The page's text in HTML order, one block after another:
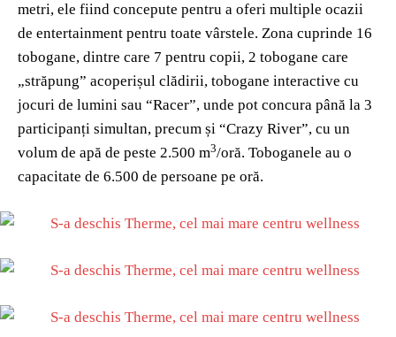
metri, ele fiind concepute pentru a oferi multiple ocazii
de entertainment pentru toate vârstele. Zona cuprinde 16
tobogane, dintre care 7 pentru copii, 2 tobogane care
„străpung” acoperișul clădirii, tobogane interactive cu
jocuri de lumini sau “Racer”, unde pot concura până la 3
participanți simultan, precum și “Crazy River”, cu un
volum de apă de peste 2.500 m3/oră. Toboganele au o
capacitate de 6.500 de persoane pe oră.